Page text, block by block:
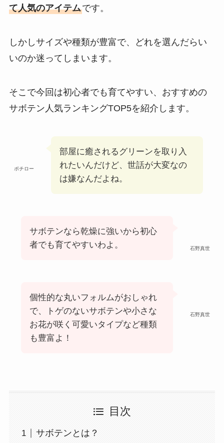
て人気のアイテムです。
しかしサイズや種類が豊富で、どれを選んだらい
いのか迷ってしまいます。
そこで今回は初心者でも育てやすい、おすすめの
サボテン人気ランキングTOP5を紹介します。
ポチロー
部屋に癒されるグリーンを取り入
れたいんだけど、世話が大変なの
は嫌なんだよね。
石野真世
サボテンなら乾燥に強いから初心
者でも育てやすいわよ。
石野真世
個性的な丸いフォルムがおしゃれ
で、トゲのないサボテンや小さな
お花が咲く可愛いタイプなど種類
も豊富よ！
目次
サボテンとは？